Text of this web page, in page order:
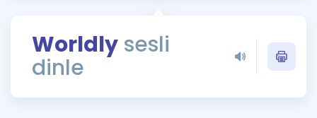
Rehberlik Aracı
ÖSYM Sınav Takvimi
Worldly sesli
dinle